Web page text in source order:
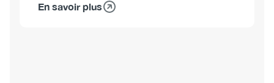
En savoir plus
sur